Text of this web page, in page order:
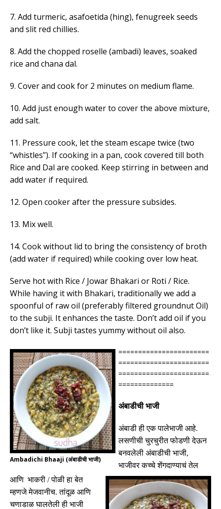
7. Add turmeric, asafoetida (hing), fenugreek seeds
and slit red chillies.
8. Add the chopped roselle (ambadi) leaves, soaked
rice and chana dal.
9. Cover and cook for 2 minutes on medium flame.
10. Add just enough water to cover the above mixture,
add salt.
11. Pressure cook, let the steam escape twice (two
“whistles”). If cooking in a pan, cook covered till both
Rice and Dal are cooked. Keep stirring in between and
add water if required.
12. Open cooker after the pressure subsides.
13. Mix well.
14. Cook without lid to bring the consistency of broth
(add water if required) while cooking over low heat.
Serve hot with Rice / Jowar Bhakari or Roti / Rice.
While having it with Bhakari, traditionally we add a
spoonful of raw oil (preferably filtered groundnut Oil)
to the subji. It enhances the taste. Don’t add oil if you
don’t like it. Subji tastes yummy without oil also.
Ambadichi Bhaaji (अंबाडीची भाजी)
=======================
=======================
=======================
==============
अंबाडीची भाजी
अंबाडी ही एक पालेभाजी आहे.
लसणीची चुरचुरीत फोडणी देऊन
बनवलेली अंबाडीची भाजी,
भाजीवर कच्चे शेंगदाण्याचं तेल
आणि भाकरी /पोळी हा बेत
म्हणजे मेजवानीच.तांदूळ आणि
चणाडाळ घालतेली ही भाजी